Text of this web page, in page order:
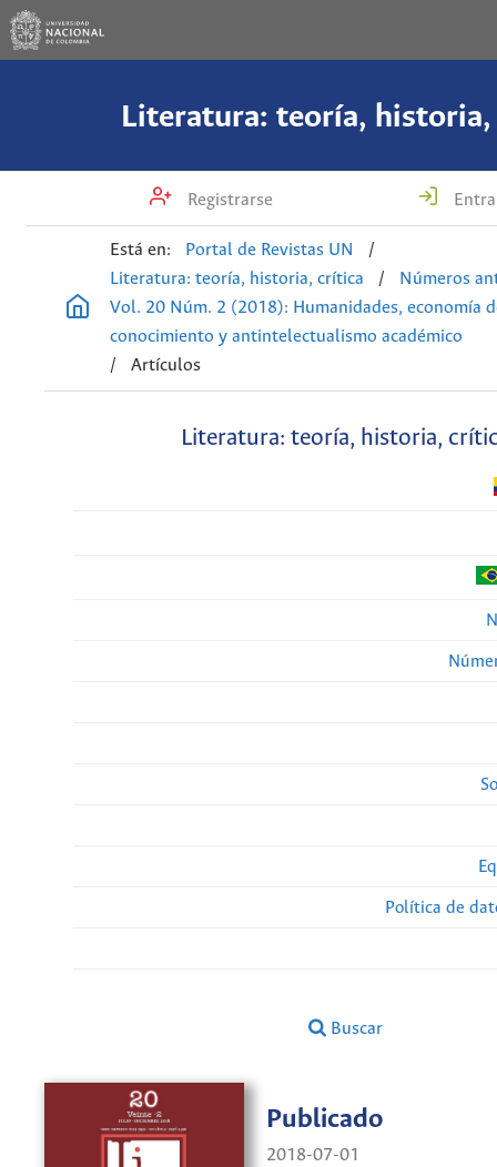
Literatura: teoría,
Registrarse
Está en: Portal de Revistas UN
/
Literatura: teoría, historia, crítica
/
Números
Vol. 20 Núm. 2 (2018): Humanidades, economía
conocimiento y antintelectualismo académico
/
Artículos
Literatura: teoría, historia,
Política de
Buscar
Publicado
2018-07-01